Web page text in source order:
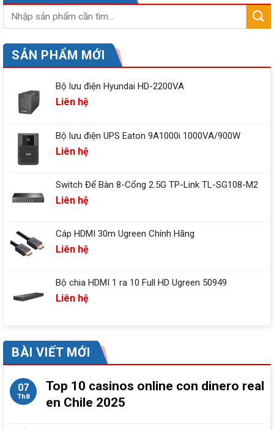
SẢN PHẨM MỚI
Bộ lưu điện Hyundai HD-2200VA
Liên hệ
Bộ lưu điện UPS Eaton 9A1000i 1000VA/900W
Liên hệ
Switch Để Bàn 8-Cổng 2.5G TP-Link TL-SG108-M2
Liên hệ
Cáp HDMI 30m Ugreen Chính Hãng
Liên hệ
Bộ chia HDMI 1 ra 10 Full HD Ugreen 50949
Liên hệ
BÀI VIẾT MỚI
07
Th8
Top 10 casinos online con dinero real
en Chile 2025